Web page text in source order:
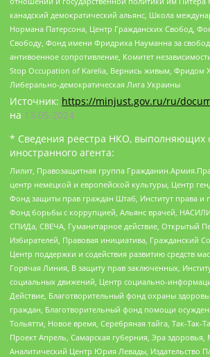
канадский демократический альянс, Школа
Нормана Патерсона, Центр Гражданских Свобод,
Свободу, Фонд имени Фридриха Науманна за
антивоенное сопротивление, Комитет
Stop Occupation of Karelia, Вернись живым, Фридом
Либерально-демократическая Лига Украины
Источник: https://minjust.gov.ru/ru/
на 13.05.2024
* Сведения реестра НКО, выполняющих
иностранного агента:
Лилит, Правозащитная группа
центр немецкой и европейской культуры, Центр
Фонд защиты прав граждан Штаб, Институт права и
Фонд борьбы с коррупцией, Альянс врачей,
СПИДа, СВЕЧА, Гуманитарное действие, Открытый
Избирателей, Правовая инициатива, Гражданский
Центр поддержки и содействия развитию средств
Горячая Линия, В защиту прав заключенных,
социальных движений, Центр социально-
Действие, Благотворительный фонд охраны
граждан, Благотворительный фонд помощи
Тольятти, Новое время, Серебряная тайга, Так-Так-
Проект Апрель, Самарская губерния, Эра здоровья,
Аналитический Центр Юрия Левады, Издательство